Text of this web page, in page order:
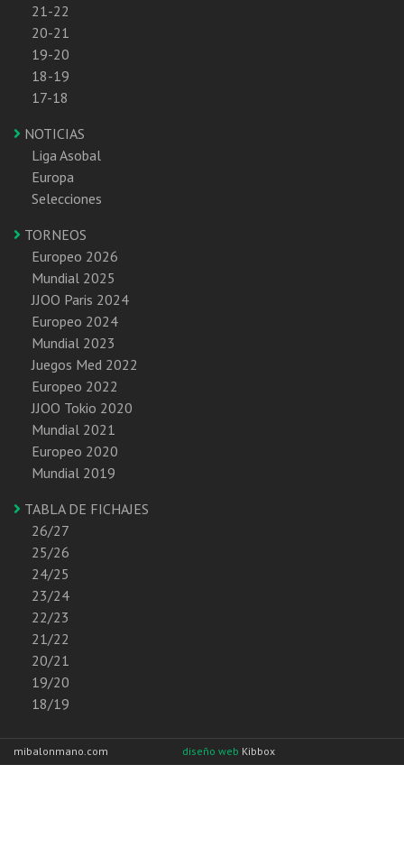
21-22
20-21
19-20
18-19
17-18
NOTICIAS
Liga Asobal
Europa
Selecciones
TORNEOS
Europeo 2026
Mundial 2025
JJOO Paris 2024
Europeo 2024
Mundial 2023
Juegos Med 2022
Europeo 2022
JJOO Tokio 2020
Mundial 2021
Europeo 2020
Mundial 2019
TABLA DE FICHAJES
26/27
25/26
24/25
23/24
22/23
21/22
20/21
19/20
18/19
mibalonmano.com diseño web Kibbox